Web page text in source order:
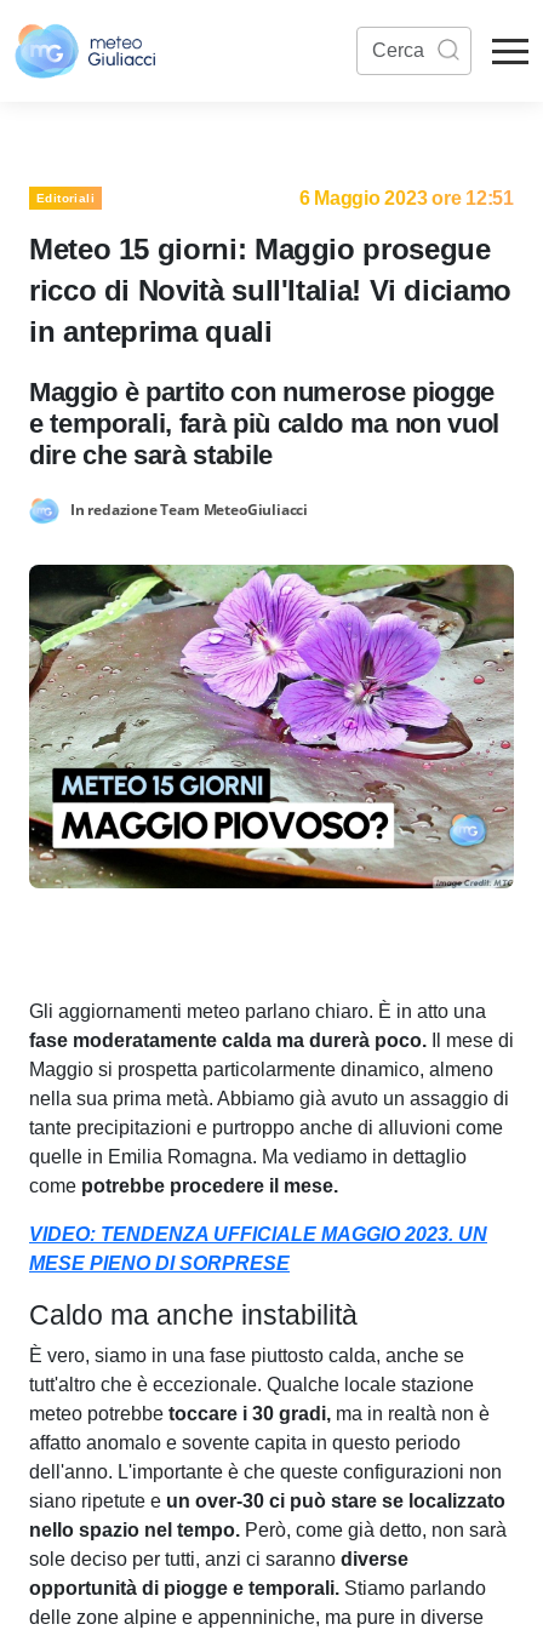
Editoriali 6 Maggio 2023 ore 12:51
Meteo 15 giorni: Maggio prosegue
ricco di Novità sull'Italia! Vi diciamo
in anteprima quali
Maggio è partito con numerose piogge
e temporali, farà più caldo ma non vuol
dire che sarà stabile
In redazione Team MeteoGiuliacci
Gli aggiornamenti meteo parlano chiaro. È in atto una
fase moderatamente calda ma durerà poco. Il mese di
Maggio si prospetta particolarmente dinamico, almeno
nella sua prima metà. Abbiamo già avuto un assaggio di
tante precipitazioni e purtroppo anche di alluvioni come
quelle in Emilia Romagna. Ma vediamo in dettaglio
come potrebbe procedere il mese.
VIDEO: TENDENZA UFFICIALE MAGGIO 2023. UN
MESE PIENO DI SORPRESE
Caldo ma anche instabilità
È vero, siamo in una fase piuttosto calda, anche se
tutt'altro che è eccezionale. Qualche locale stazione
meteo potrebbe toccare i 30 gradi, ma in realtà non è
affatto anomalo e sovente capita in questo periodo
dell'anno. L'importante è che queste configurazioni non
siano ripetute e un over-30 ci può stare se localizzato
nello spazio nel tempo. Però, come già detto, non sarà
sole deciso per tutti, anzi ci saranno diverse
opportunità di piogge e temporali. Stiamo parlando
delle zone alpine e appenniniche, ma pure in diverse